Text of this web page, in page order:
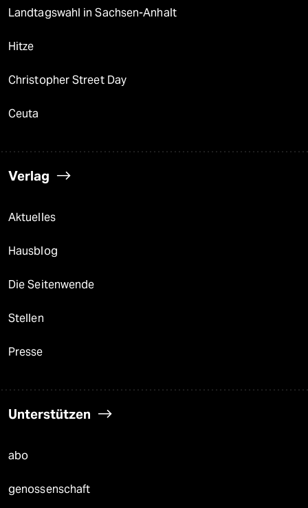
Landtagswahl in Sachsen-Anhalt
Hitze
Christopher Street Day
Ceuta
Verlag
Aktuelles
Hausblog
Die Seitenwende
Stellen
Presse
Unterstützen
abo
genossenschaft